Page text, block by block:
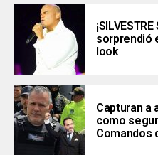
sorprendió
look
Capturan a
como
Comandos